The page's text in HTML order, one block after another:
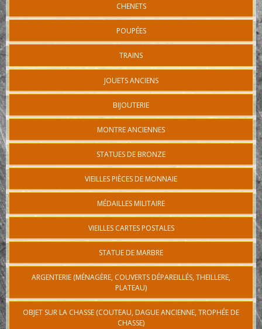
CHENETS
POUPÉES
TRAINS
JOUETS ANCIENS
BIJOUTERIE
MONTRE ANCIENNES
STATUES DE BRONZE
VIEILLES PIÈCES DE MONNAIE
MÉDAILLES MILITAIRE
VIEILLES CARTES POSTALES
STATUE DE MARBRE
ARGENTERIE (MÉNAGÈRE, COUVERTS DÉPAREILLÉS, THEILLERE,
PLATEAU)
OBJET SUR LA CHASSE (COUTEAU, DAGUE ANCIENNE, TROPHÉE DE
CHASSE)